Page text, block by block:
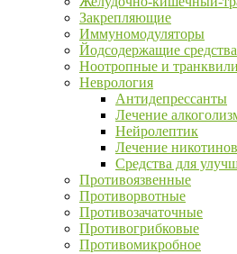
Закрепляющие
Иммуномодуляторы
Йодсодержащие средства
Ноотропные и
Неврология
Антидепрессанты
Лечение
Нейролептик
Лечение
Средства для
Противоязвенные
Противорвотные
Противозачаточные
Противогрибковые
Противомикробное